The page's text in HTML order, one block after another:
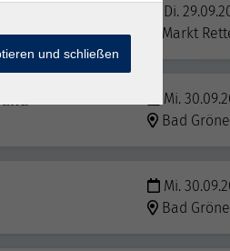
Di.
Markt
Mi.
Bad
Mi.
Bad
und schließen